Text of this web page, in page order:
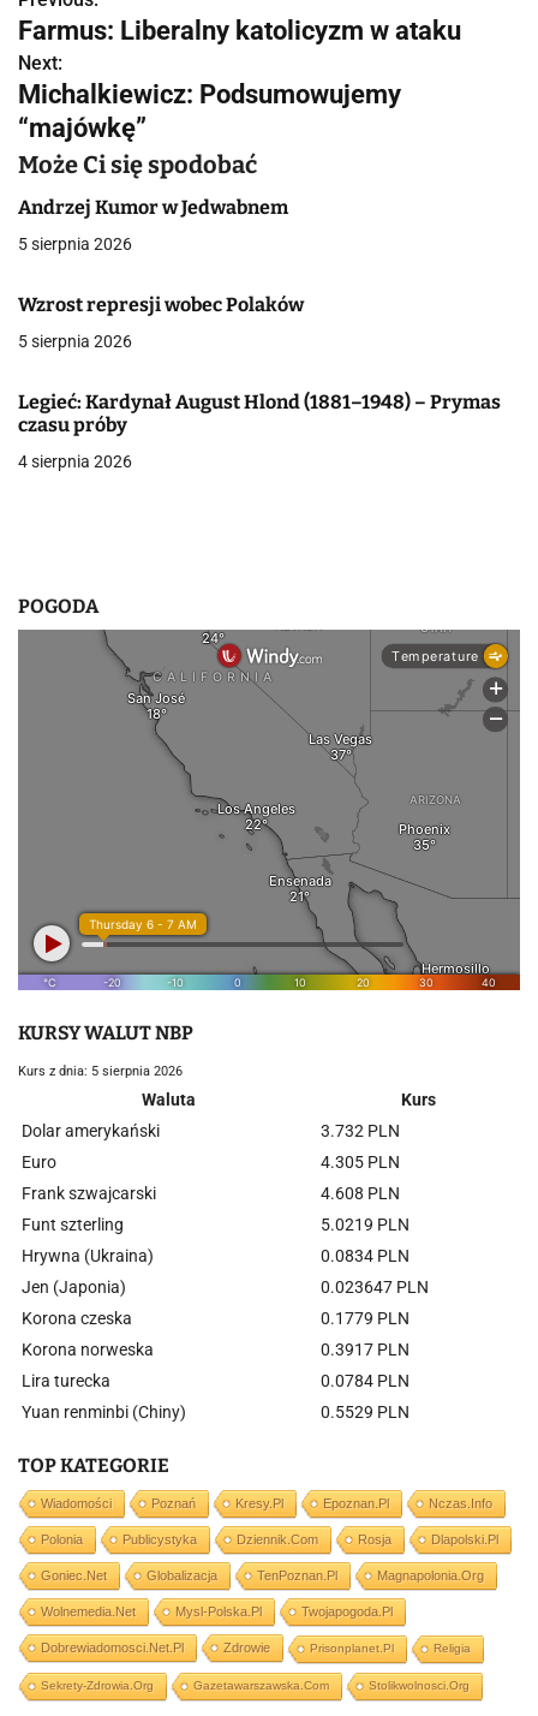
a
w
a
w
p
u
Farmus: Liberalny katolicyzm w ataku
Next:
Michalkiewicz: Podsumowujemy
“majówkę”
Może Ci się spodobać
Andrzej Kumor w Jedwabnem
5 sierpnia 2026
Wzrost represji wobec Polaków
5 sierpnia 2026
Legieć: Kardynał August Hlond (1881–1948) – Prymas
czasu próby
4 sierpnia 2026
POGODA
KURSY WALUT NBP
Kurs z dnia: 5 sierpnia 2026
Waluta
Kurs
Dolar amerykański
3.732 PLN
Euro
4.305 PLN
Frank szwajcarski
4.608 PLN
Funt szterling
5.0219 PLN
Hrywna (Ukraina)
0.0834 PLN
Jen (Japonia)
0.023647 PLN
Korona czeska
0.1779 PLN
Korona norweska
0.3917 PLN
Lira turecka
0.0784 PLN
Yuan renminbi (Chiny)
0.5529 PLN
TOP KATEGORIE
Wiadomości Poznań Kresy.pl Epoznan.pl Nczas.info
Polonia Publicystyka Dziennik.com Rosja Dlapolski.pl
Goniec.net Globalizacja TenPoznan.pl Magnapolonia.org
Wolnemedia.net Mysl-Polska.pl Twojapogoda.pl
Dobrewiadomosci.net.pl Zdrowie Prisonplanet.pl Religia
Sekrety-Zdrowia.org Gazetawarszawska.com Stolikwolnosci.org